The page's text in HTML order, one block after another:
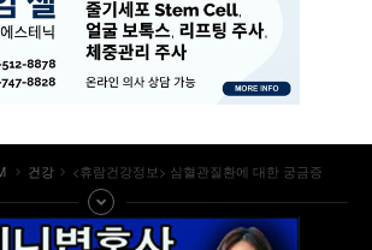
건강 <휴람건강정보> 심혈관질환에 대한 궁금증